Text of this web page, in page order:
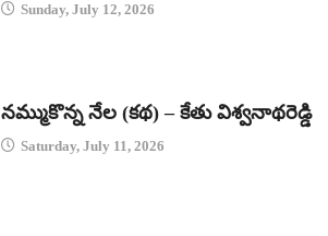
Sunday, July 12, 2026
నమ్ముకొన్న నేల (కథ) – కేతు విశ్వనాథరెడ్డి
Saturday, July 11, 2026